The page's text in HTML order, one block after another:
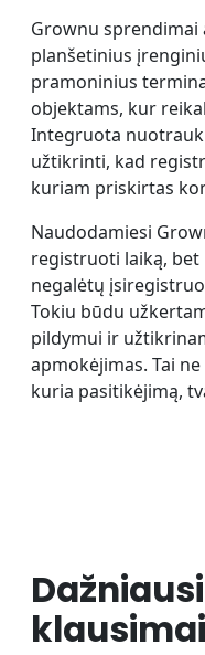
Grownu sprendimai
planšetinius
pramoninius
objektams, kur
Integruota
užtikrinti, kad
kuriam priskirtas
Naudodamiesi
registruoti laiką,
negalėtų
Tokiu būdu
pildymui ir
apmokėjimas. Tai
kuria pasitikėjimą,
klausimai